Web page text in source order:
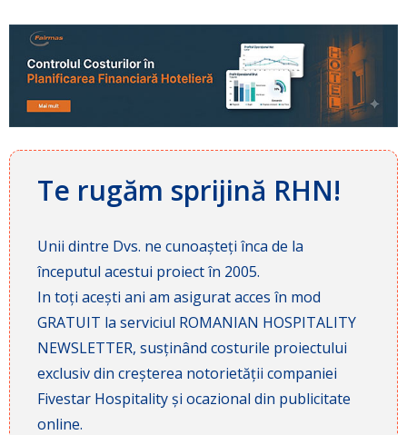
Te rugăm sprijină RHN!
Unii dintre Dvs. ne cunoașteți înca de la
începutul acestui proiect în 2005.
In toți acești ani am asigurat acces în mod
GRATUIT la serviciul ROMANIAN HOSPITALITY
NEWSLETTER, susținând costurile proiectului
exclusiv din creșterea notorietății companiei
Fivestar Hospitality și ocazional din publicitate
online.